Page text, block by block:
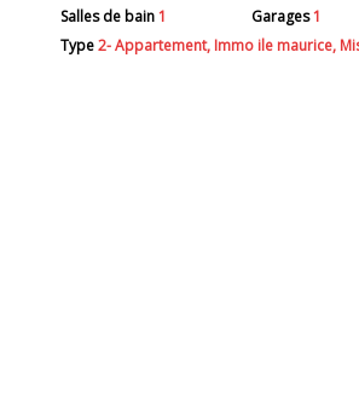
Salles de bain1 Garages1
Type2- Appartement, Immo ile maurice,